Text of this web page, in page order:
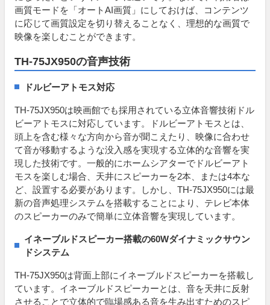
画質モードを「オートAI画質」にしておけば、コンテンツ
に応じて画質設定を切り替えることなく、理想的な画質で
映像を楽しむことができます。
TH-75JX950の音声技術
ドルビーアトモス対応
TH-75JX950は映画館でも採用されている立体音響技術ドル
ビーアトモスに対応しています。ドルビーアトモスとは、
頭上を含む様々な方向から音が聞こえたり、映像に合わせ
て音が移動するような没入感を実現する立体的な音響を実
現した技術です。一般的にホームシアターでドルビーアト
モスを楽しむ場合、天井にスピーカーを2本、または4本な
ど、設置する必要があります。しかし、TH-75JX950には最
新の音声処理システムを搭載することにより、テレビ本体
のスピーカーのみで簡単に立体音響を実現しています。
イネーブルドスピーカー搭載の60Wダイナミックサウン
ドシステム
TH-75JX950は背面上部にイネーブルドスピーカーを搭載し
ています。イネーブルドスピーカーとは、音を天井に反射
させることで立体的で臨場感ある音を生み出すためのスピ